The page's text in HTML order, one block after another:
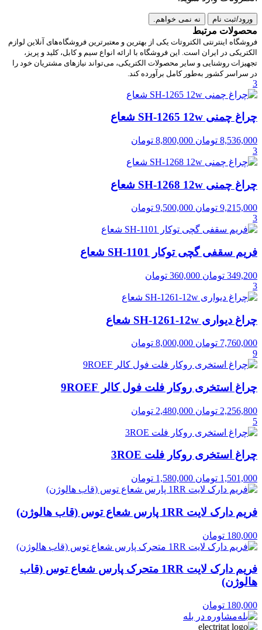
ورود/ثبت نام نه نمی خواهم.
محصولات مرتبط
فروشگاه اینترنتی الکتروتات یکی از بهترین و معتبرترین فروشگاه‌های آنلاین لوازم
الکتریکی در ایران است. این فروشگاه با ارائه انواع سیم و کابل، کلید و پریز،
تجهیزات روشنایی و سایر محصولات الکتریکی، می‌تواند نیازهای مشتریان خود را
در سراسر کشور به‌طور کامل برآورده کند.
3
چراغ چمنی SH-1265 12w شعاع
8,536,000 تومان 8,800,000 تومان
3
چراغ چمنی SH-1268 12w شعاع
9,215,000 تومان 9,500,000 تومان
3
فریم سقفی گچی توکار SH-1101 شعاع
349,200 تومان 360,000 تومان
3
چراغ دیواری SH-1261-12w شعاع
7,760,000 تومان 8,000,000 تومان
9
چراغ استخری روکار فلت فول کالر 9ROEF
2,256,800 تومان 2,480,000 تومان
5
چراغ استخری روکار فلت 3ROE
1,501,000 تومان 1,580,000 تومان
فریم دارک لایت 1RR پارس شعاع توس (قاب هالوژن)
180,000 تومان
فریم دارک لایت 1RR متحرک پارس شعاع توس (قاب
هالوژن)
180,000 تومان
مشاوره در بله